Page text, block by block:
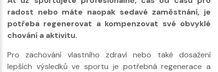
radost nebo máte naopak sedavé zaměstnání, je
potřeba regenerovat a kompenzovat své obvyklé
chování a aktivitu.
Pro zachování vlastního zdraví nebo také dosažení
lepších výsledků ve sportu je potřebná regenerace a